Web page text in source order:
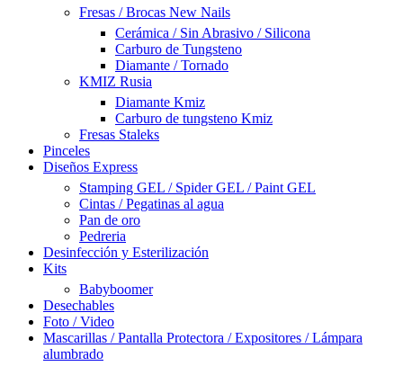
Fresas / Brocas New Nails
Cerámica / Sin Abrasivo / Silicona
Carburo de Tungsteno
Diamante / Tornado
KMIZ Rusia
Diamante Kmiz
Carburo de tungsteno Kmiz
Fresas Staleks
Pinceles
Diseños Express
Stamping GEL / Spider GEL / Paint GEL
Cintas / Pegatinas al agua
Pan de oro
Pedreria
Desinfección y Esterilización
Kits
Babyboomer
Desechables
Foto / Video
Mascarillas / Pantalla Protectora / Expositores / Lámpara
alumbrado